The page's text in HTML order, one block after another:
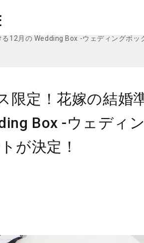
12月の Wedding Box -ウェディングボ
限定！花嫁の結婚
Box -ウェディ
が決定！